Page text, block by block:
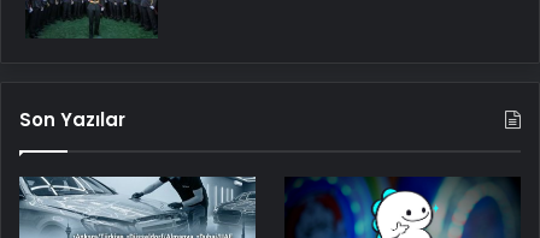
Son Yazılar